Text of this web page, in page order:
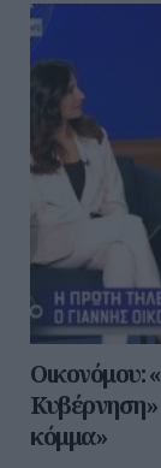
Οικονόμου:
κόμμα»